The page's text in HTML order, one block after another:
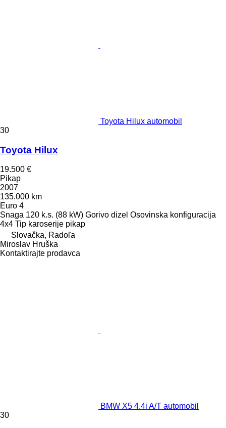
Toyota Hilux automobil
30
Toyota Hilux
19.500 €
Pikap
2007
135.000 km
Euro 4
Snaga 120 k.s. (88 kW) Gorivo dizel Osovinska konfiguracija
4x4 Tip karoserije pikap
Slovačka, Radoľa
Miroslav Hruška
Kontaktirajte prodavca
BMW X5 4.4i A/T automobil
30